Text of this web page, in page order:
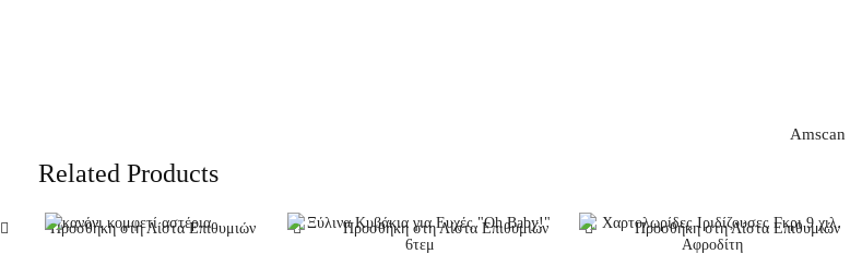
Amscan
Related Products
Προσθήκη στη Λίστα Επιθυμιών Προσθήκη στη Λίστα Επιθυμιών Προσθήκη στη Λίστα Επιθυμιών